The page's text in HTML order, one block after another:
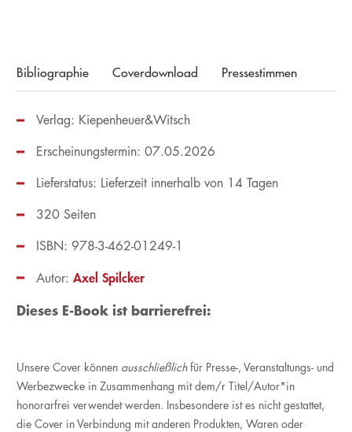
Bibliographie Coverdownload Pressestimmen
Verlag: Kiepenheuer&Witsch
Erscheinungstermin: 07.05.2026
Lieferstatus: Lieferzeit innerhalb von 14 Tagen
ISBN: 978-3-462-01249-1
320 Seiten
Autor: Axel Spilcker
Dieses E-Book ist barrierefrei:
Unsere Cover können ausschließlichfür Presse-, Veranstaltungs- und
Werbezwecke in Zusammenhang mit dem/r Titel/Autor*in
honorarfrei verwendet werden. Insbesondere ist es nicht gestattet,
die Cover in Verbindung mit anderen Produkten, Waren oder